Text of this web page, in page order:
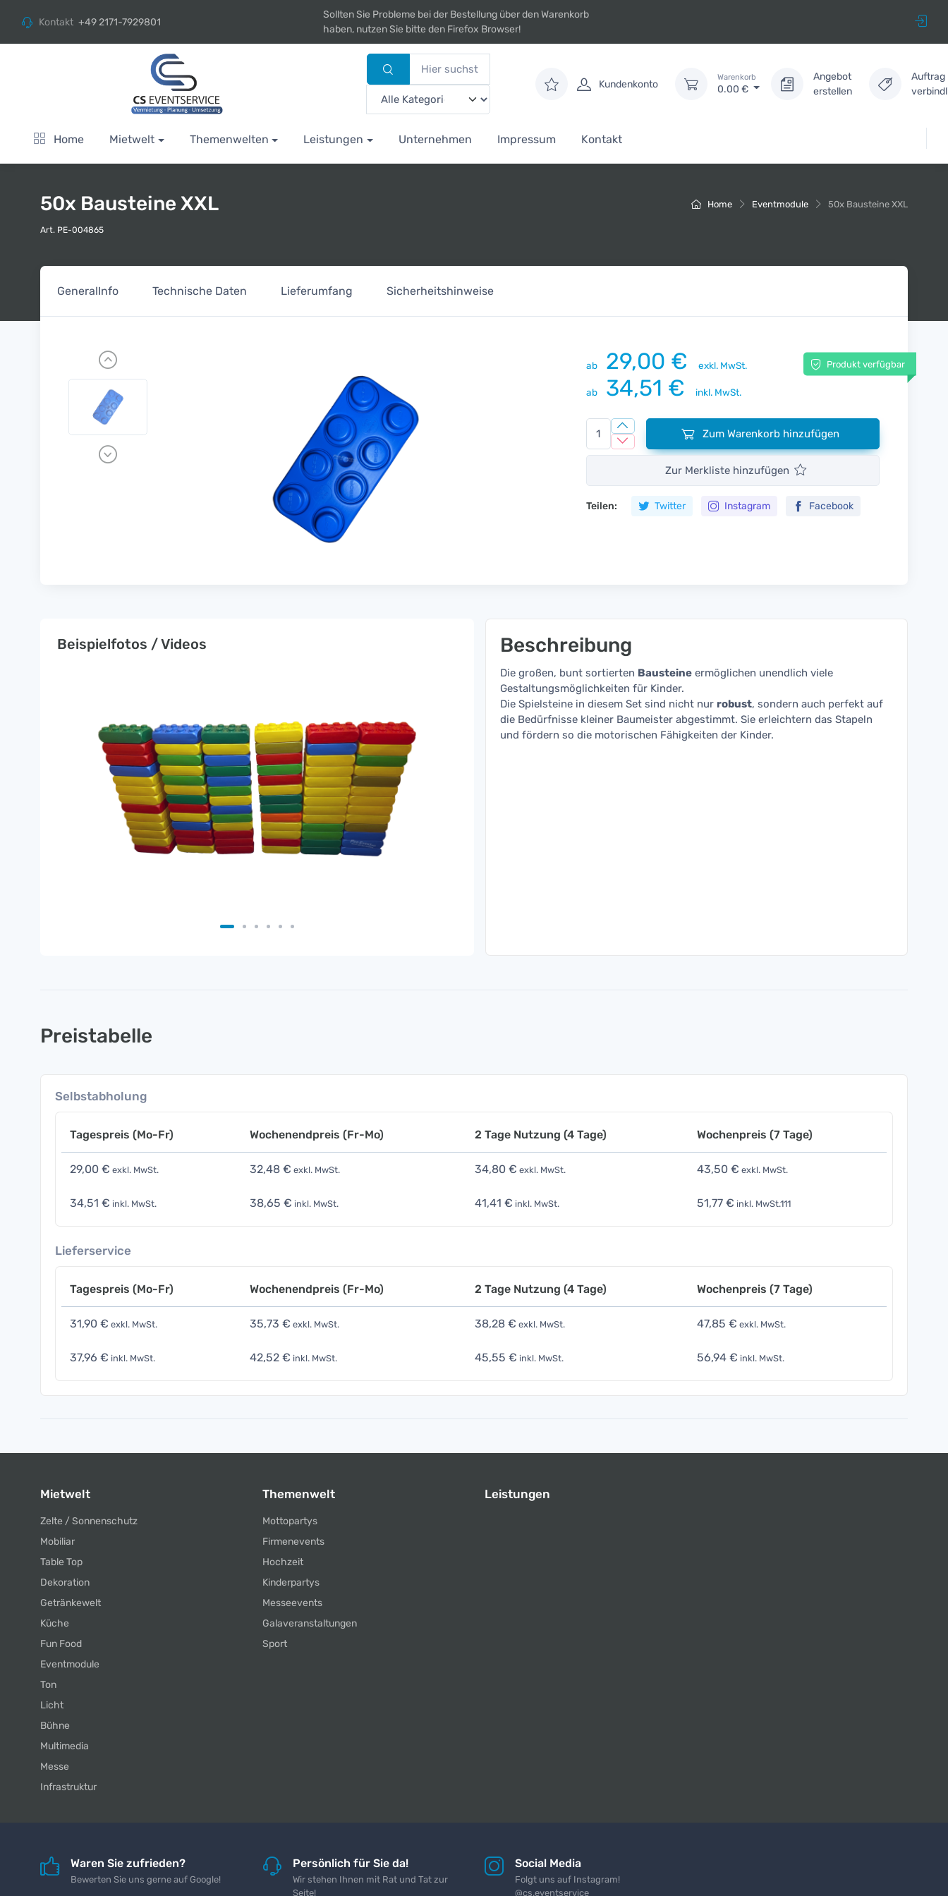
Kontakt +49 2171-7929801
Sollten Sie Probleme bei der Bestellung über den Warenkorb
haben, nutzen Sie bitte den Firefox Browser!
Kundenkonto
Warenkorb
0.00 €
Angebot
erstellen
Auftrag
Home Mietwelt Themenwelten Leistungen Unternehmen Impressum Kontakt
Home Eventmodule 50x Bausteine XXL
50x Bausteine XXL
Art. PE-004865
GeneralInfo Technische Daten Lieferumfang Sicherheitshinweise
Previous
Next
ab 29,00 € exkl. MwSt.
ab 34,51 € inkl. MwSt.
Produkt verfügbar
Zum Warenkorb hinzufügen
Zur Merkliste hinzufügen
Teilen: Twitter Instagram Facebook
Beispielfotos / Videos Beschreibung
Die großen, bunt sortierten Bausteine ermöglichen unendlich viele
Gestaltungsmöglichkeiten für Kinder.
Die Spielsteine in diesem Set sind nicht nur robust, sondern auch perfekt auf
die Bedürfnisse kleiner Baumeister abgestimmt. Sie erleichtern das Stapeln
und fördern so die motorischen Fähigkeiten der Kinder.
Preistabelle
Selbstabholung
Tagespreis (Mo-Fr) Wochenendpreis (Fr-Mo) 2 Tage Nutzung (4 Tage) Wochenpreis (7 Tage)
29,00 € exkl. MwSt. 32,48 € exkl. MwSt. 34,80 € exkl. MwSt. 43,50 € exkl. MwSt.
34,51 € inkl. MwSt. 38,65 € inkl. MwSt. 41,41 € inkl. MwSt. 51,77 € inkl. MwSt.111
Lieferservice
Tagespreis (Mo-Fr) Wochenendpreis (Fr-Mo) 2 Tage Nutzung (4 Tage) Wochenpreis (7 Tage)
31,90 € exkl. MwSt. 35,73 € exkl. MwSt. 38,28 € exkl. MwSt. 47,85 € exkl. MwSt.
37,96 € inkl. MwSt. 42,52 € inkl. MwSt. 45,55 € inkl. MwSt. 56,94 € inkl. MwSt.
Mietwelt
Zelte / Sonnenschutz
Mobiliar
Table Top
Dekoration
Getränkewelt
Küche
Fun Food
Eventmodule
Ton
Licht
Bühne
Multimedia
Messe
Infrastruktur
Themenwelt
Mottopartys
Firmenevents
Hochzeit
Kinderpartys
Messeevents
Galaveranstaltungen
Sport
Leistungen
Waren Sie zufrieden?
Bewerten Sie uns gerne auf Google!
Persönlich für Sie da!
Wir stehen Ihnen mit Rat und Tat zur
Seite!
Social Media
Folgt uns auf Instagram!
@cs.eventservice